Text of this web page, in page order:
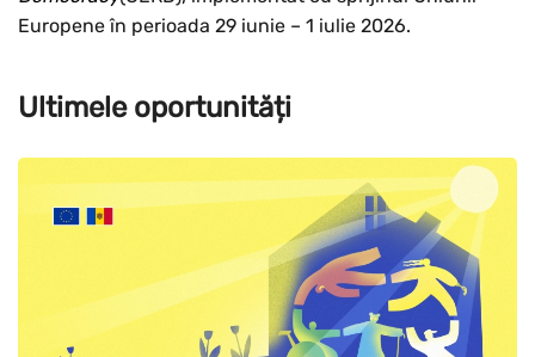
Europene în perioada 29 iunie – 1 iulie 2026.
Ultimele oportunități